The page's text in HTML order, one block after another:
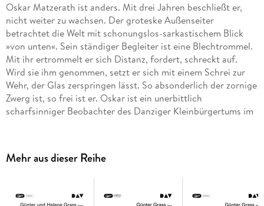
Oskar Matzerath ist anders. Mit drei Jahren beschließt er,
nicht weiter zu wachsen. Der groteske Außenseiter
betrachtet die Welt mit schonungslos-sarkastischem Blick
»von unten«. Sein ständiger Begleiter ist eine Blechtrommel.
Mit ihr ertrommelt er sich Distanz, fordert, schreckt auf.
Wird sie ihm genommen, setzt er sich mit einem Schrei zur
Wehr, der Glas zerspringen lässt. So absonderlich der zornige
Zwerg ist, so frei ist er. Oskar ist ein unerbittlich
scharfsinniger Beobachter des Danziger Kleinbürgertums im
mit Günter Grass3 mp3-CDs | ca. 28 h 0 min Lesung
Mehr aus dieser Reihe